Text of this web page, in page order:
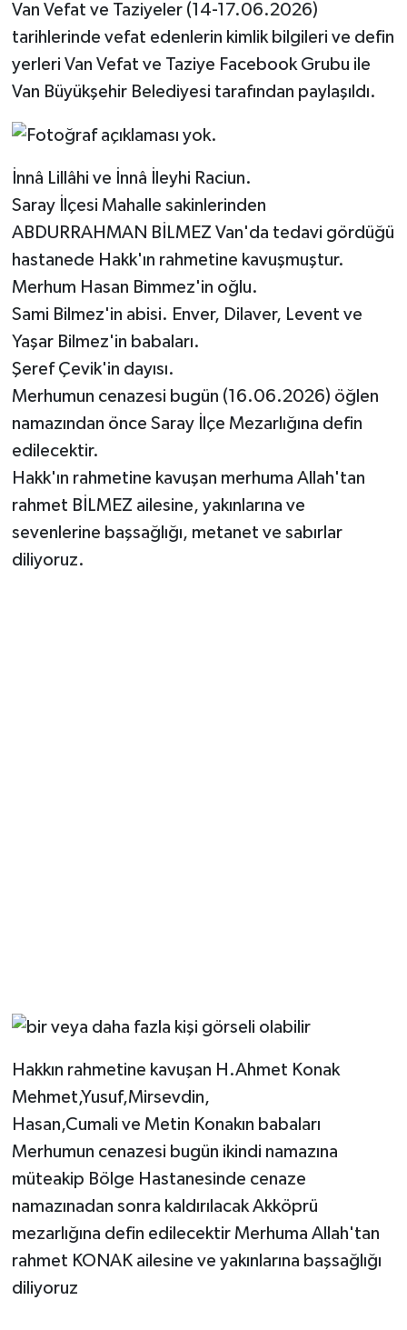
Van Vefat ve Taziyeler (14-17.06.2026)
tarihlerinde vefat edenlerin kimlik bilgileri ve defin
yerleri Van Vefat ve Taziye Facebook Grubu ile
Van Büyükşehir Belediyesi tarafından paylaşıldı.
İnnâ Lillâhi ve İnnâ İleyhi Raciun.
Saray İlçesi Mahalle sakinlerinden
ABDURRAHMAN BİLMEZ Van'da tedavi gördüğü
hastanede Hakk'ın rahmetine kavuşmuştur.
Merhum Hasan Bimmez'in oğlu.
Sami Bilmez'in abisi. Enver, Dilaver, Levent ve
Yaşar Bilmez'in babaları.
Şeref Çevik'in dayısı.
Merhumun cenazesi bugün (16.06.2026) öğlen
namazından önce Saray İlçe Mezarlığına defin
edilecektir.
Hakk'ın rahmetine kavuşan merhuma Allah'tan
rahmet BİLMEZ ailesine, yakınlarına ve
sevenlerine başsağlığı, metanet ve sabırlar
diliyoruz.
Hakkın rahmetine kavuşan H.Ahmet Konak
Mehmet,Yusuf,Mirsevdin,
Hasan,Cumali ve Metin Konakın babaları
Merhumun cenazesi bugün ikindi namazına
müteakip Bölge Hastanesinde cenaze
namazınadan sonra kaldırılacak Akköprü
mezarlığına defin edilecektir Merhuma Allah'tan
rahmet KONAK ailesine ve yakınlarına başsağlığı
diliyoruz